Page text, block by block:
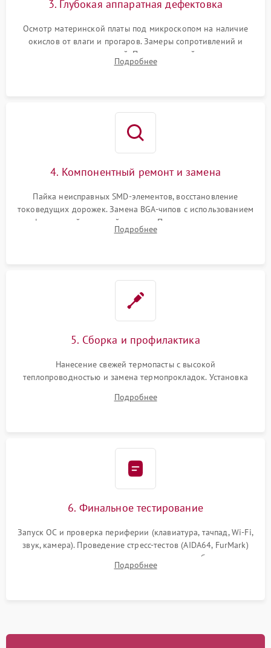
3. Глубокая аппаратная дефектовка
Осмотр материнской платы под микроскопом на наличие
окислов от влаги и прогаров. Замеры сопротивлений и
дежурных напряжений. Проверка цепей питания,
мультиконтроллера, процессора и видеочипа.
Подробнее
4. Компонентный ремонт и замена
Пайка неисправных SMD-элементов, восстановление
токоведущих дорожек. Замена BGA-чипов с использованием
инфракрасной паяльной станции. Прошивка микросхемы
BIOS или замена поврежденных портов USB
Подробнее
5. Сборка и профилактика
Нанесение свежей термопасты с высокой
теплопроводностью и замена термопрокладок. Установка
шлейфов, модулей памяти и накопителей. Предварительная
Подробнее
6. Финальное тестирование
Запуск ОС и проверка периферии (клавиатура, тачпад, Wi-Fi,
звук, камера). Проведение стресс-тестов (AIDA64, FurMark)
для контроля температурного режима и стабильности
системы под пиковой нагрузкой.
Подробнее